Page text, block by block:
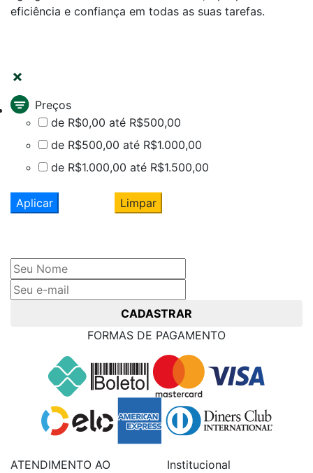
eficiência e confiança em todas as suas tarefas.
Preços
de R$0,00 até R$500,00
de R$500,00 até R$1.000,00
de R$1.000,00 até R$1.500,00
Aplicar Limpar
CADASTRAR
FORMAS DE PAGAMENTO
ATENDIMENTO AO
Institucional